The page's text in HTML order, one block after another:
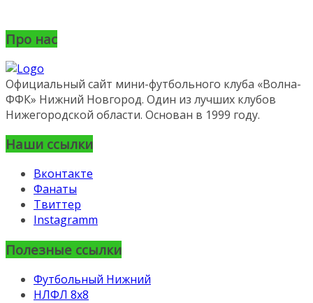
Про нас
Официальный сайт мини-футбольного клуба «Волна-
ФФК» Нижний Новгород. Один из лучших клубов
Нижегородской области. Основан в 1999 году.
Наши ссылки
Вконтакте
Фанаты
Твиттер
Instagramm
Полезные ссылки
Футбольный Нижний
НЛФЛ 8х8